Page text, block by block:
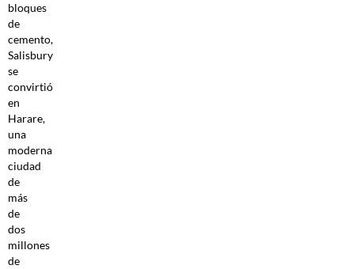
bloques
de
cemento,
Salisbury
se
convirtió
en
Harare,
una
moderna
ciudad
de
más
de
dos
millones
de